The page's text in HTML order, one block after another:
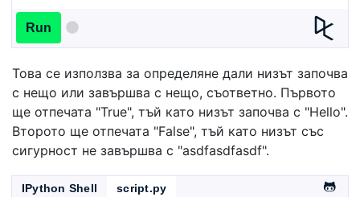
Run
Това се използва за определяне дали низът започва
с нещо или завършва с нещо, съответно. Първото
ще отпечата "True", тъй като низът започва с "Hello".
Второто ще отпечата "False", тъй като низът със
сигурност не завършва с "asdfasdfasdf".
IPython Shell
script.py